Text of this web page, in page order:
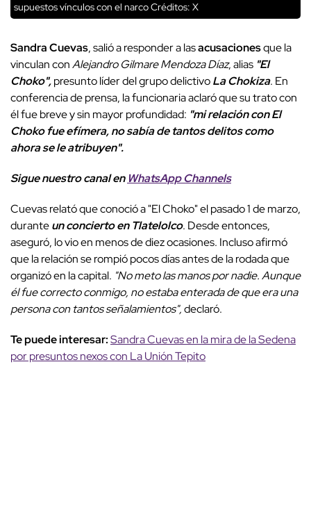
supuestos vínculos con el narcoCréditos: X
Sandra Cuevas, salió a responder a lasacusacionesque la
vinculan conAlejandro Gilmare Mendoza Díaz, alias "El
Choko",presunto líder del grupo delictivoLa Chokiza. En
conferencia de prensa, la funcionaria aclaró que su trato con
él fue breve y sin mayor profundidad: "mi relación con El
Choko fue efímera, no sabía de tantos delitos como
ahora se le atribuyen".
Sigue nuestro canal en WhatsApp Channels
Cuevas relató que conoció a "El Choko" el pasado 1 de marzo,
duranteun concierto en Tlatelolco. Desde entonces,
aseguró, lo vio en menos de diez ocasiones. Incluso afirmó
que la relación se rompió pocos días antes de la rodada que
organizó en la capital. "No meto las manos por nadie. Aunque
él fue correcto conmigo, no estaba enterada de que era una
persona con tantos señalamientos",declaró.
Te puede interesar:Sandra Cuevas en la mira de la Sedena
por presuntos nexos con La Unión Tepito